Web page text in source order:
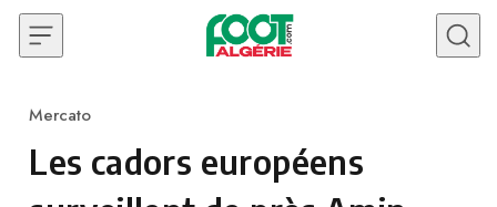
Skip to content
Category
Mercato
Les cadors européens